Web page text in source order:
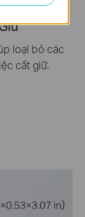
loại bỏ các
cất giữ.